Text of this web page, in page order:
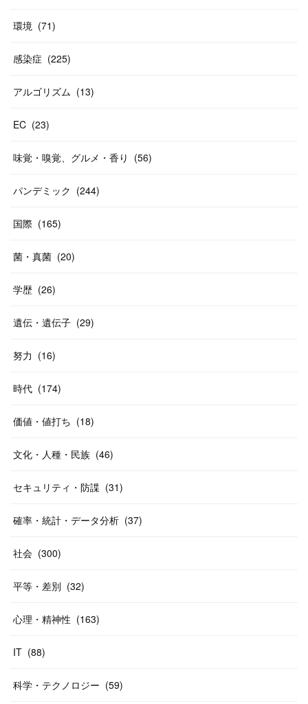
環境 (71)
感染症 (225)
アルゴリズム (13)
EC (23)
味覚・嗅覚、グルメ・香り (56)
パンデミック (244)
国際 (165)
菌・真菌 (20)
学歴 (26)
遺伝・遺伝子 (29)
努力 (16)
時代 (174)
価値・値打ち (18)
文化・人種・民族 (46)
セキュリティ・防諜 (31)
確率・統計・データ分析 (37)
社会 (300)
平等・差別 (32)
心理・精神性 (163)
IT (88)
科学・テクノロジー (59)